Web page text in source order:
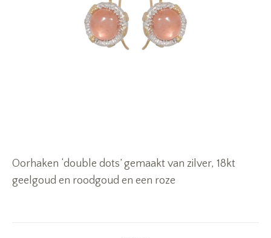
Oorhaken ‘double dots’ gemaakt van zilver, 18kt
geelgoud en roodgoud en een roze